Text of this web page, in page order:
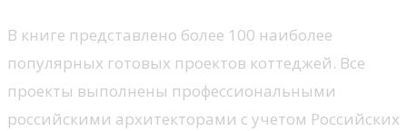
В книге представлено более 100 наиболее
популярных готовых проектов коттеджей. Все
проекты выполнены профессиональными
российскими архитекторами с учетом Российских